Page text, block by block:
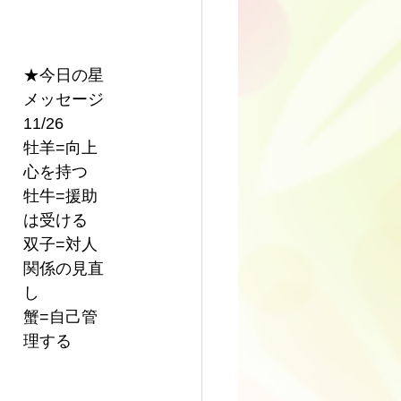
★今日の星
メッセージ
11/26
牡羊=向上
心を持つ
牡牛=援助
は受ける
双子=対人
関係の見直
し
蟹=自己管
理する